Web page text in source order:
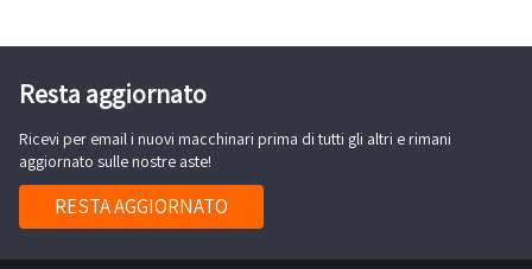
sul
transpallet
Pegaso
si
trova
sul
il
furgone
concordato:
giorno
verticale
ruote,-
n.2
transpallet
Junghe
-
muletto
elettrico
Cesab
con
caricabatterie,-
Resta aggiornato
Ricevi per email i nuovi macchinari prima di tutti gli altri e rimani
aggiornato sulle nostre aste!
RESTA AGGIORNATO